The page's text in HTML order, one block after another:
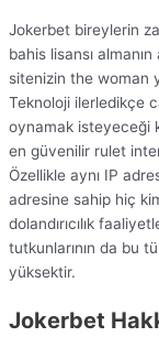
Jokerbet bireylerin
bahis lisansı
sitenizin the woman
Teknoloji ilerledikçe
oynamak isteyeceği
en güvenilir rulet
Özellikle aynı IP
adresine sahip hiç
dolandırıcılık
tutkunlarının da bu
yüksektir.
Jokerbet